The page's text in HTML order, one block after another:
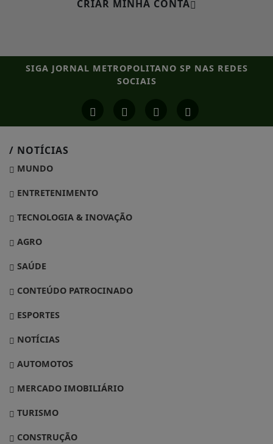
CRIAR MINHA CONTA
SIGA JORNAL METROPOLITANO SP NAS REDES
SOCIAIS
/ NOTÍCIAS
MUNDO
ENTRETENIMENTO
TECNOLOGIA & INOVAÇÃO
AGRO
SAÚDE
CONTEÚDO PATROCINADO
ESPORTES
NOTÍCIAS
AUTOMOTOS
MERCADO IMOBILIÁRIO
TURISMO
CONSTRUÇÃO